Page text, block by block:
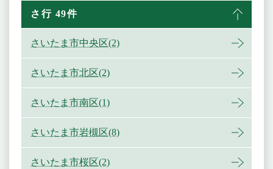
さ行 49件
さいたま市中央区(2)
さいたま市北区(2)
さいたま市南区(1)
さいたま市岩槻区(8)
さいたま市桜区(2)